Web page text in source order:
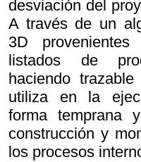
desviación del
A través de un
3D
listados de
haciendo
utiliza en la
forma temprana
construcción y
los procesos